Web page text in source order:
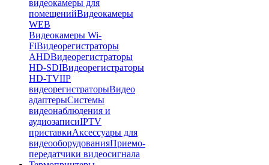
видеокамеры для
помещенийВидеокамеры
WEB
Видеокамеры Wi-
FiВидеорегистраторы
AHDВидеорегистраторы
HD-SDIВидеорегистраторы
HD-TVIIP
видеорегистраторыВидео
адаптерыСистемы
видеонаблюдения и
аудиозаписиIPTV
приставкиАксессуары для
видеооборудованияПриемо-
передатчики видеосигнала